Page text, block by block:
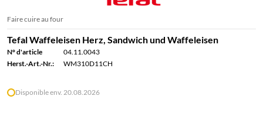
Faire cuire au four
Tefal Waffeleisen Herz, Sandwich und Waffeleisen
N° d'article
04.11.0043
Herst.-Art.-Nr.:
WM310D11CH
Disponible env. 20.08.2026